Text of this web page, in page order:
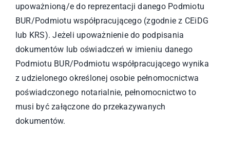
upoważnioną/e do reprezentacji danego Podmiotu
BUR/Podmiotu współpracującego (zgodnie z CEiDG
lub KRS). Jeżeli upoważnienie do podpisania
dokumentów lub oświadczeń w imieniu danego
Podmiotu BUR/Podmiotu współpracującego wynika
z udzielonego określonej osobie pełnomocnictwa
poświadczonego notarialnie, pełnomocnictwo to
musi być załączone do przekazywanych
dokumentów.